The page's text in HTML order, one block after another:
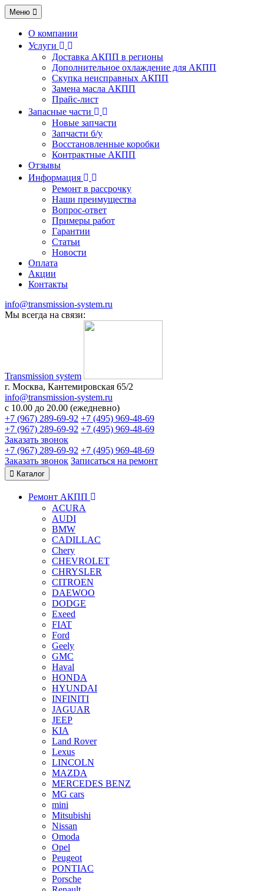
Меню
О компании
Услуги
Доставка АКПП в регионы
Дополнительное охлаждение для АКПП
Скупка неисправных АКПП
Замена масла АКПП
Прайс-лист
Запасные части
Новые запчасти
Запчасти б/у
Восстановленные коробки
Контрактные АКПП
Отзывы
Информация
Ремонт в рассрочку
Наши преимущества
Вопрос-ответ
Примеры работ
Гарантии
Статьи
Новости
Оплата
Акции
Контакты
info@transmission-system.ru
Мы всегда на связи:
Transmission system
г. Москва, Кантемировская 65/2
info@transmission-system.ru
с 10.00 до 20.00 (ежедневно)
+7 (967) 289-69-92 +7 (495) 969-48-69
+7 (967) 289-69-92 +7 (495) 969-48-69
Заказать звонок
+7 (967) 289-69-92 +7 (495) 969-48-69
Заказать звонок Записаться на ремонт
Каталог
Ремонт АКПП
ACURA
AUDI
BMW
CADILLAC
Chery
CHEVROLET
CHRYSLER
CITROEN
DAEWOO
DODGE
Exeed
FIAT
Ford
Geely
GMC
Haval
HONDA
HYUNDAI
INFINITI
JAGUAR
JEEP
KIA
Land Rover
Lexus
LINCOLN
MAZDA
MERCEDES BENZ
MG cars
mini
Mitsubishi
Nissan
Omoda
Opel
Peugeot
PONTIAC
Porsche